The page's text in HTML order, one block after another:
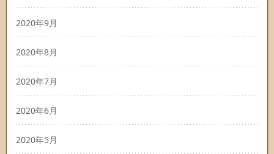
2020年9月
2020年8月
2020年7月
2020年6月
2020年5月